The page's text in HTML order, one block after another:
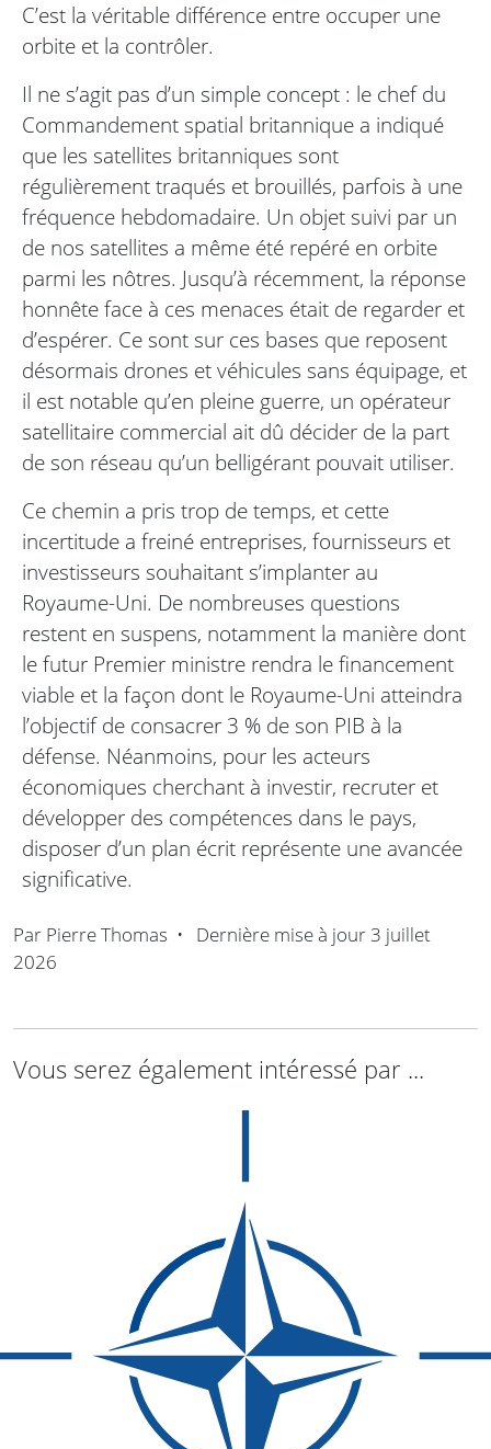
C’est la véritable différence entre occuper une
orbite et la contrôler.
Il ne s’agit pas d’un simple concept : le chef du
Commandement spatial britannique a indiqué
que les satellites britanniques sont
régulièrement traqués et brouillés, parfois à une
fréquence hebdomadaire. Un objet suivi par un
de nos satellites a même été repéré en orbite
parmi les nôtres. Jusqu’à récemment, la réponse
honnête face à ces menaces était de regarder et
d’espérer. Ce sont sur ces bases que reposent
désormais drones et véhicules sans équipage, et
il est notable qu’en pleine guerre, un opérateur
satellitaire commercial ait dû décider de la part
de son réseau qu’un belligérant pouvait utiliser.
Ce chemin a pris trop de temps, et cette
incertitude a freiné entreprises, fournisseurs et
investisseurs souhaitant s’implanter au
Royaume-Uni. De nombreuses questions
restent en suspens, notamment la manière dont
le futur Premier ministre rendra le financement
viable et la façon dont le Royaume-Uni atteindra
l’objectif de consacrer 3 % de son PIB à la
défense. Néanmoins, pour les acteurs
économiques cherchant à investir, recruter et
développer des compétences dans le pays,
disposer d’un plan écrit représente une avancée
significative.
Par Pierre Thomas • Dernière mise à jour 3 juillet
2026
Vous serez également intéressé par ...